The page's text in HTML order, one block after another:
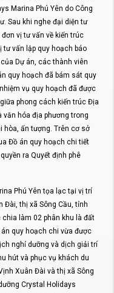
Marina Phú Yên do Công
Sau khi nghe đại diện tư
vị tư vấn về kiến trúc
tư vấn lập quy hoạch báo
Dự án, các thành viên
quy hoạch đã bám sát quy
vụ quy hoạch đã được
phong cách kiến trúc Địa
văn hóa địa phương trong
hòa, ấn tượng. Trên cơ sở
Đồ án quy hoạch chi tiết
ra Quyết định phê
Phú Yên tọa lạc tại vị trí
Đài, thị xã Sông Cầu, tỉnh
chia làm 02 phân khu là đất
quy hoạch chi vừa được
nghỉ dưỡng và dịch giải trí
hút và phục vụ khách du
Xuân Đài và thị xã Sông
Crystal Holidays